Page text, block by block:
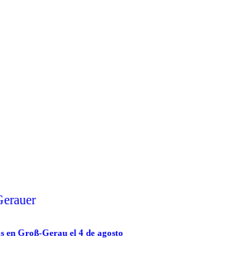
en Groß-Gerau el 4 de agosto